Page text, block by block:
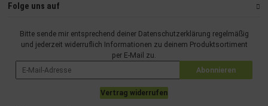
Folge uns auf
Bitte sende mir entsprechend deiner Datenschutzerklärung regelmäßig
und jederzeit widerruflich Informationen zu deinem Produktsortiment
per E-Mail zu.
Abonnieren
Vertrag widerrufen